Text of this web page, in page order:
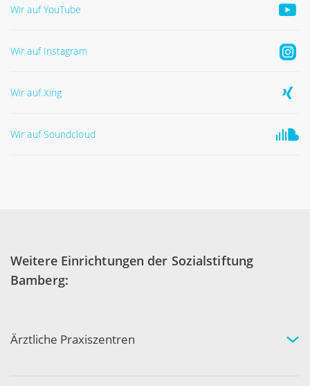
Wir auf YouTube
Wir auf Instagram
Wir auf Xing
Wir auf Soundcloud
Weitere Einrichtungen der Sozialstiftung
Bamberg:
Ärztliche Praxiszentren